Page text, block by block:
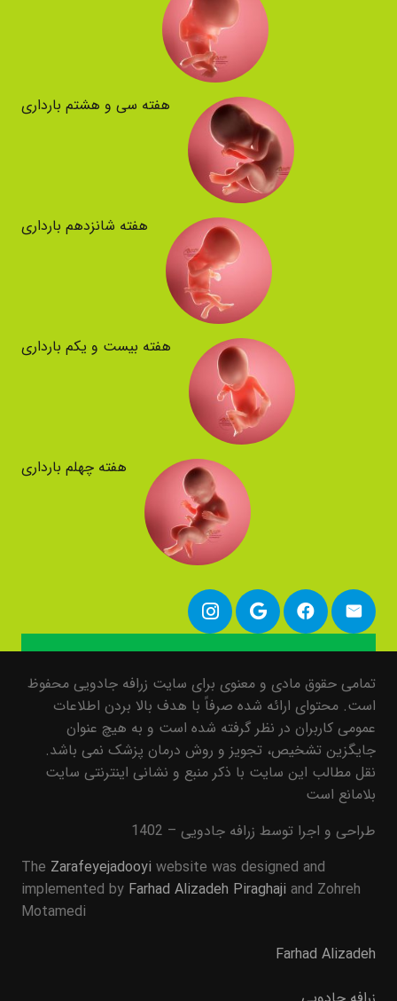
هفته سی و هشتم بارداری
هفته شانزدهم بارداری
هفته بیست و یکم بارداری
هفته چهلم بارداری
تمامی حقوق مادی و معنوی برای سایت زرافه جادویی محفوظ
است. محتوای ارائه شده صرفاً با هدف بالا بردن اطلاعات
عمومی کاربران در نظر گرفته شده است و به هیچ عنوان
جایگزین تشخیص، تجویز و روش درمان پزشک نمی باشد.
نقل مطالب این سایت با ذکر منبع و نشانی اینترنتی سایت
بلامانع است
طراحی و اجرا توسط زرافه جادویی – 1402
The Zarafeyejadooyi website was designed and
implemented by Farhad Alizadeh Piraghaji and Zohreh
Motamedi
Farhad Alizadeh